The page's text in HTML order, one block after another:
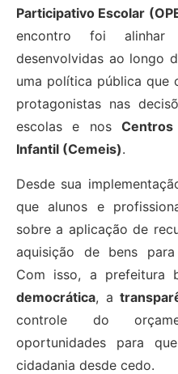
Participativo Escolar
encontro foi
desenvolvidas ao longo
uma política pública que
protagonistas nas
escolas e nos
Infantil (Cemeis).
Desde sua
que alunos e
sobre a aplicação de
aquisição de bens para
Com isso, a prefeitura
democrática, a
controle do
oportunidades para
cidadania desde cedo.